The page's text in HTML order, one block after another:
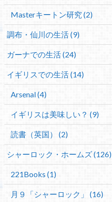
Masterキートン研究 (2)
調布・仙川の生活 (9)
ガーナでの生活 (24)
イギリスでの生活 (14)
Arsenal (4)
イギリスは美味しい？ (9)
読書（英国） (2)
シャーロック・ホームズ (126)
221Books (1)
月９「シャーロック」 (16)